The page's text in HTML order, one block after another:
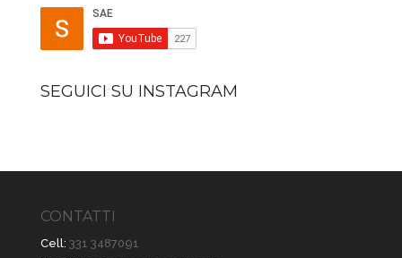
SEGUICI SU INSTAGRAM
CONTATTI
Cell: 331 3487091